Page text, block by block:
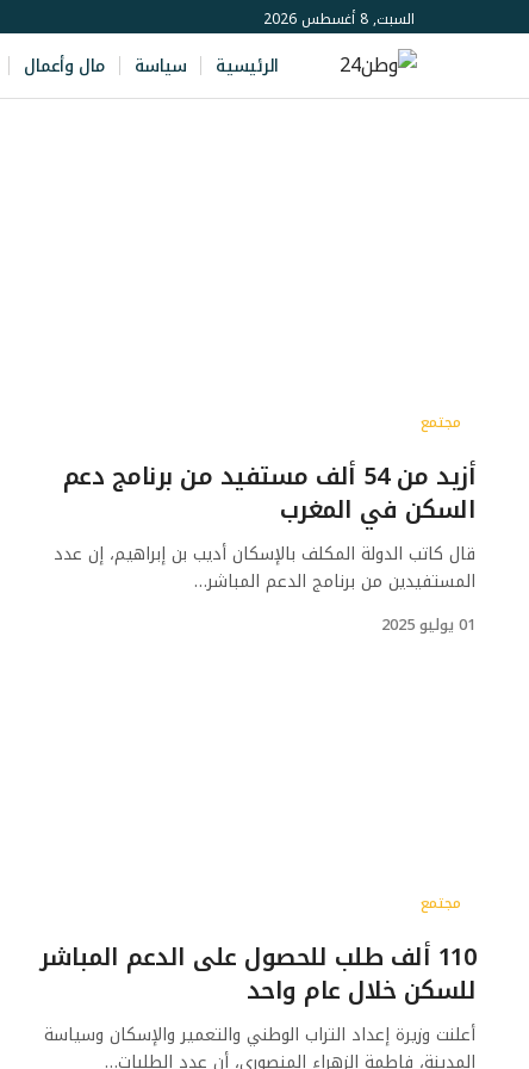
السبت, 8 أغسطس 2026
الرئيسية سياسة مال وأعمال
مجتمع
أزيد من 54 ألف مستفيد من برنامج دعم
السكن في المغرب
قال كاتب الدولة المكلف بالإسكان أديب بن إبراهيم، إن عدد
المستفيدين من برنامج الدعم المباشر…
01 يوليو 2025
مجتمع
110 ألف طلب للحصول على الدعم المباشر
للسكن خلال عام واحد
أعلنت وزيرة إعداد التراب الوطني والتعمير والإسكان وسياسة
المدينة، فاطمة الزهراء المنصوري، أن عدد الطلبات…